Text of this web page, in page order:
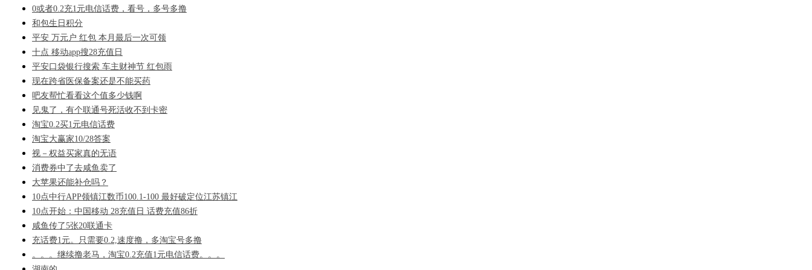
0或者0.2充1元电信话费，看号，多号多撸
和包生日积分
平安 万元户 红包 本月最后一次可领
十点 移动app搜28充值日
平安口袋银行搜索 车主财神节 红包雨
现在跨省医保备案还是不能买药
吧友帮忙看看这个值多少钱啊
见鬼了，有个联通号死活收不到卡密
淘宝0.2买1元电信话费
淘宝大赢家10/28答案
视－权益买家真的无语
消费券中了去咸鱼卖了
大苹果还能补仓吗？
10点中行APP领镇江数币100.1-100 最好破定位江苏镇江
10点开始：中国移动 28充值日 话费充值86折
咸鱼传了5张20联通卡
充话费1元。只需要0.2,速度撸，多淘宝号多撸
。。。继续撸老马，淘宝0.2充值1元电信话费。。。